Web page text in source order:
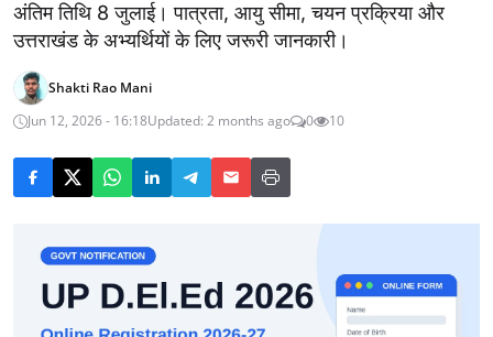
अंतिम तिथि 8 जुलाई। पात्रता, आयु सीमा, चयन प्रक्रिया और
उत्तराखंड के अभ्यर्थियों के लिए जरूरी जानकारी।
Shakti Rao Mani
Jun 12, 2026 - 16:18Updated: 2 months ago 0 10